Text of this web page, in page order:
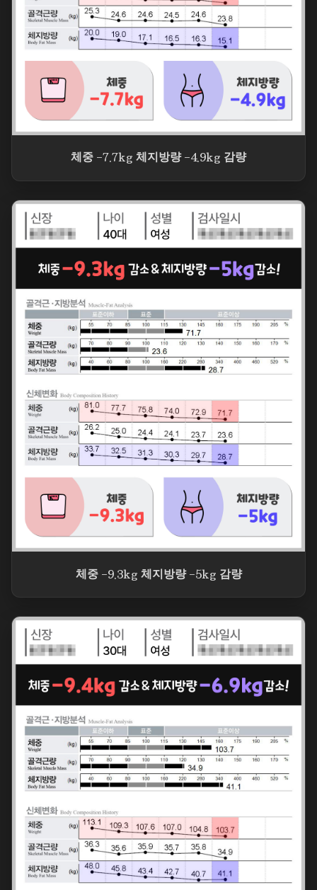
체중 -7.7kg 체지방량 -4.9kg 감량
체중 -9.3kg 체지방량 -5kg 감량